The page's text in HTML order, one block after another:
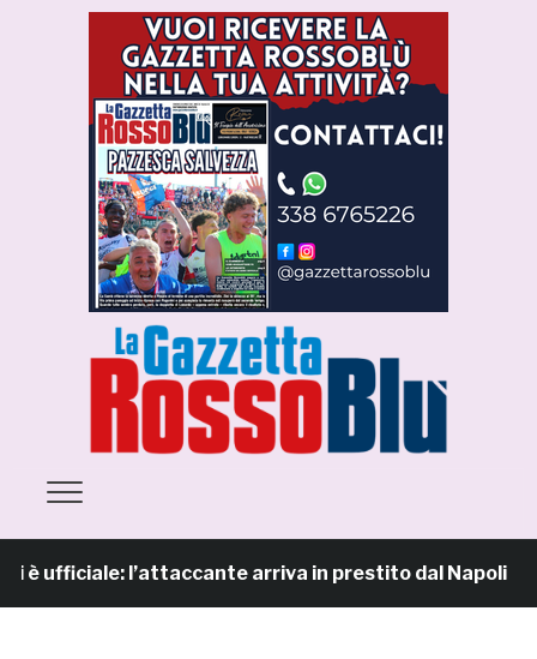
ufficiale: l’attaccante arriva in prestito dal Napoli